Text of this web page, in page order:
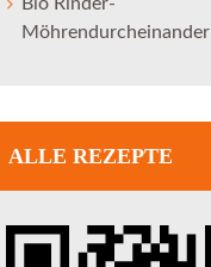
Möhrendurcheinander
ALLE REZEPTE